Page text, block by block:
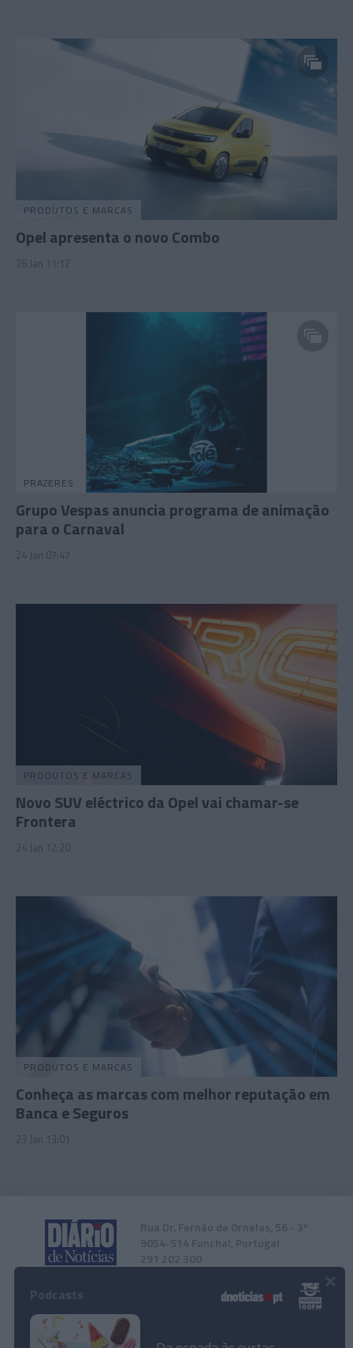
PRODUTOS E MARCAS
Opel apresenta o novo Combo
26 Jan 11:12
PRAZERES
Grupo Vespas anuncia programa de animação
para o Carnaval
24 Jan 07:47
PRODUTOS E MARCAS
Novo SUV eléctrico da Opel vai chamar-se
Frontera
24 Jan 12:20
PRODUTOS E MARCAS
Conheça as marcas com melhor reputação em
Banca e Seguros
23 Jan 13:01
Rua Dr. Fernão de Ornelas, 56 - 3º
9054-514 Funchal, Portugal
291 202 300
Instale a nossa App ×